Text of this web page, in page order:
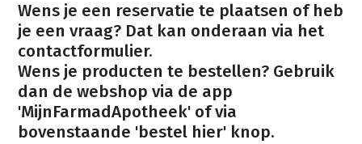
Wens je een reservatie te plaatsen of heb
je een vraag? Dat kan onderaan via het
contactformulier.
Wens je producten te bestellen? Gebruik
dan de webshop via de app
'MijnFarmadApotheek' of via
bovenstaande 'bestel hier' knop.